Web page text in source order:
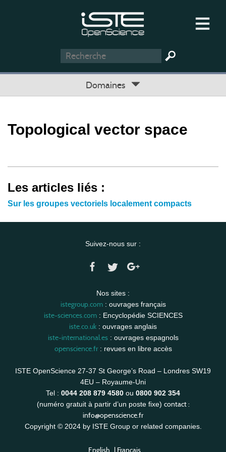
Domaines
Topological vector space
Les articles liés :
Sur les groupes vectoriels localement compacts
Suivez-nous sur :
Nos sites :
istegroup.com: ouvrages français
iste-sciences.com: Encyclopédie SCIENCES
iste.co.uk : ouvrages anglais
iste-international.es: ouvrages espagnols
openscience.fr: revues en libre accès
ISTE OpenScience 27-37 St George’s Road – Londres SW19
4EU – Royaume-Uni
Tel : 0044 208 879 4580 ou 0800 902 354
(numéro gratuit à partir d’un poste fixe) contact :
info@openscience.fr
Copyright © 2024 by ISTE Group or related companies.
English | Français